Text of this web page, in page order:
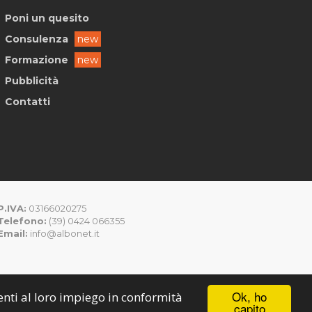
Ok, ho
capito
al loro impiego in conformità
Poni un quesito
Consulenza
new
Formazione
new
Pubblicità
Contatti
03166020275
(39) 0424 066355
info@albonet.it